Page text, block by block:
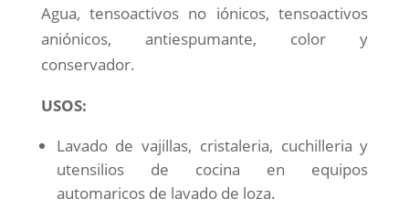
Agua, tensoactivos no iónicos, tensoactivos
aniónicos, antiespumante, color y
conservador.
USOS:
Lavado de vajillas, cristaleria, cuchilleria y
utensilios de cocina en equipos
automaricos de lavado de loza.